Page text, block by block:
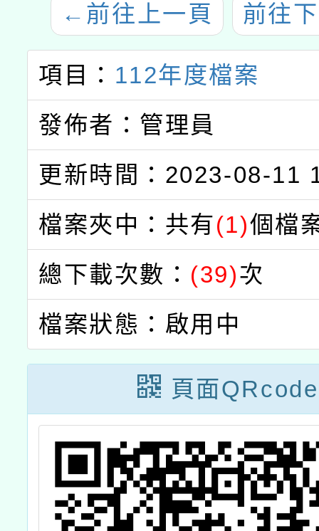
← 前往上一頁 前往
項目： 112年度檔案
發佈者：管理員
更新時間：2023-08-11
檔案夾中：共有(1)個檔
總下載次數： (39)次
檔案狀態：啟用中
頁面QRcode